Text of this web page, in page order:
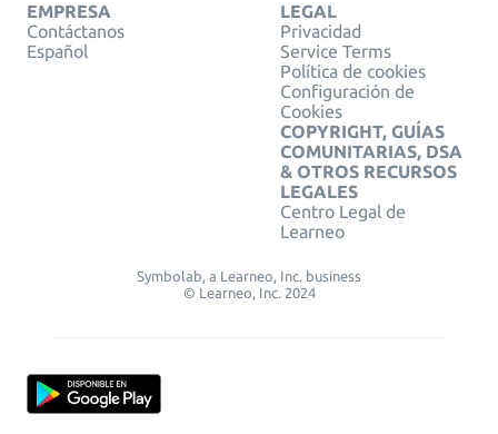
EMPRESA
Contáctanos
Español
LEGAL
Privacidad
Service Terms
Política de cookies
Configuración de
Cookies
COPYRIGHT, GUÍAS
COMUNITARIAS, DSA
& OTROS RECURSOS
LEGALES
Centro Legal de
Learneo
Symbolab, a Learneo, Inc. business
© Learneo, Inc. 2024